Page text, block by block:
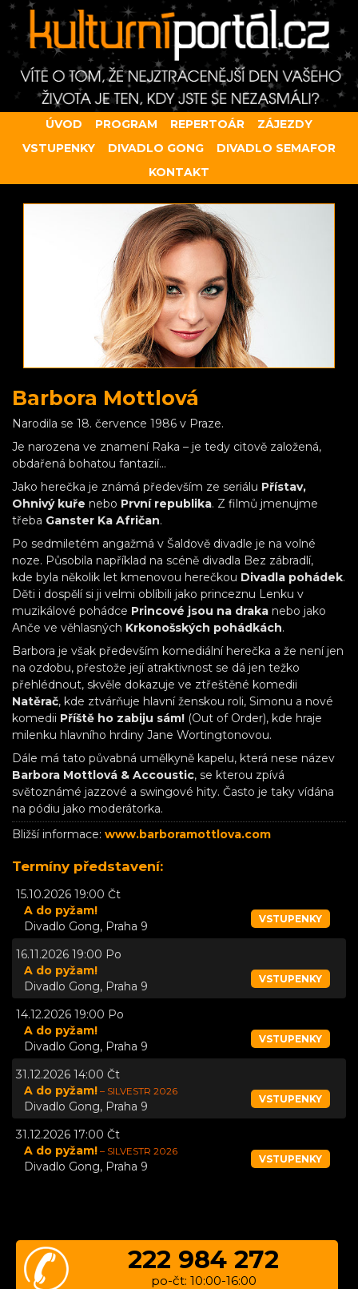
ÚVOD PROGRAM REPERTOÁR
ZÁJEZDY
VSTUPENKY
DIVADLO GONG
DIVADLO SEMAFOR
KONTAKT
Barbora Mottlová
Narodila se 18. července 1986 v Praze.
Je narozena ve znamení Raka – je tedy citově založená,
obdařená bohatou fantazií…
Jako herečka je známá především ze seriálu Přístav,
Ohnivý kuře nebo První republika. Z filmů jmenujme
třeba Ganster Ka Afričan.
Po sedmiletém angažmá v Šaldově divadle je na volné
noze. Působila například na scéně divadla Bez zábradlí,
kde byla několik let kmenovou herečkou Divadla pohádek.
Děti i dospělí si ji velmi oblíbili jako princeznu Lenku v
muzikálové pohádce Princové jsou na draka nebo jako
Anče ve věhlasných Krkonošských pohádkách.
Barbora je však především komediální herečka a že není jen
na ozdobu, přestože její atraktivnost se dá jen težko
přehlédnout, skvěle dokazuje ve ztřeštěné komedii
Natěrač, kde ztvárňuje hlavní ženskou roli, Simonu a nové
komedii Příště ho zabiju sám! (Out of Order), kde hraje
milenku hlavního hrdiny Jane Wortingtonovou.
Dále má tato půvabná umělkyně kapelu, která nese název
Barbora Mottlová & Accoustic, se kterou zpívá
světoznámé jazzové a swingové hity. Často je taky vídána
na pódiu jako moderátorka.
Bližší informace: www.barboramottlova.com
Termíny představení:
15.10.2026 19:00 Čt
A do pyžam!
Divadlo Gong, Praha 9
VSTUPENKY
16.11.2026 19:00 Po
A do pyžam!
Divadlo Gong, Praha 9
VSTUPENKY
14.12.2026 19:00 Po
A do pyžam!
Divadlo Gong, Praha 9
VSTUPENKY
31.12.2026 14:00 Čt
A do pyžam! – SILVESTR 2026
Divadlo Gong, Praha 9
VSTUPENKY
31.12.2026 17:00 Čt
A do pyžam! – SILVESTR 2026
Divadlo Gong, Praha 9
VSTUPENKY
222 984 272
po-čt: 10:00-16:00